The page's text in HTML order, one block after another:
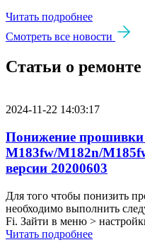
Читать подробнее
Смотреть все новости
Статьи о ремонте
2024-11-22 14:03:17
Понижение прошивки
M183fw/M182n/
версии 20200603
Для того чтобы понизить
необходимо выполнить
Fi. Зайти в меню >
Читать подробнее